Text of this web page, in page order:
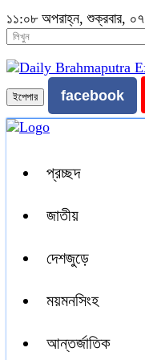
১১:০৮ অপরাহ্ন, শুক্রবার, ০৭
ইপেপার facebook
প্রচ্ছদ
জাতীয়
দেশজুড়ে
ময়মনসিংহ
আন্তর্জাতিক